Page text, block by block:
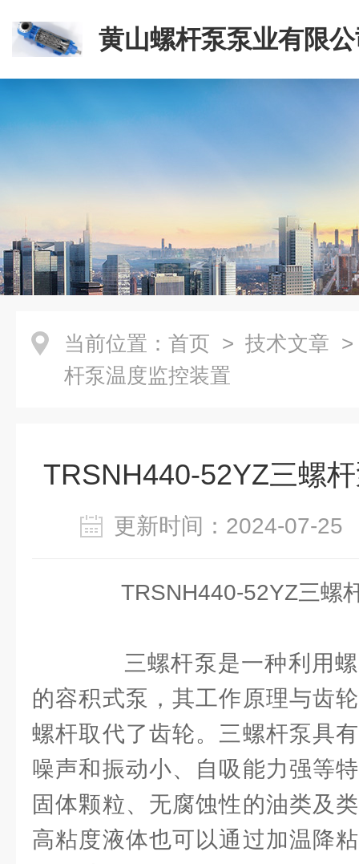
黄山螺杆泵泵业有限
当前位置： 首页 > 技术文章 >
杆泵温度监控装置
TRSNH440-52YZ三螺
更新时间：2024-07-
TRSNH440-52YZ三螺
三螺杆泵是一种利用螺
的容积式泵，其工作原理与齿
螺杆取代了齿轮。三螺杆泵具
噪声和振动小、自吸能力强等
固体颗粒、无腐蚀性的油类及
高粘度液体也可以通过加温降